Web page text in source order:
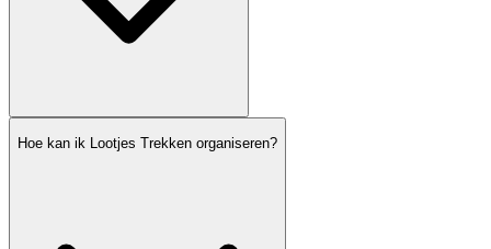
Hoe kan ik Lootjes Trekken organiseren?